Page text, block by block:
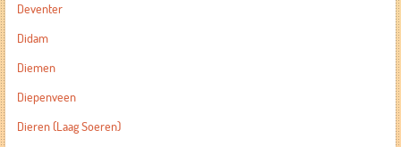
Deventer
Didam
Diemen
Diepenveen
Dieren (Laag Soeren)